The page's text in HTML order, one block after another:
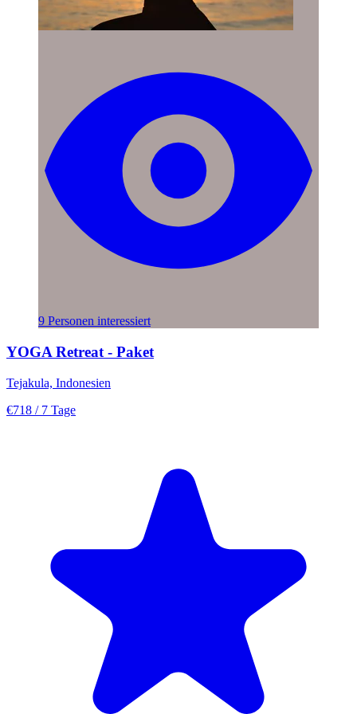
9 Personen interessiert
YOGA Retreat - Paket
Tejakula, Indonesien
€718 / 7 Tage